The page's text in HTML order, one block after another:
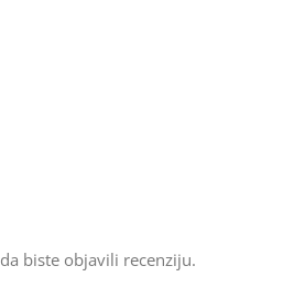
da biste objavili recenziju.